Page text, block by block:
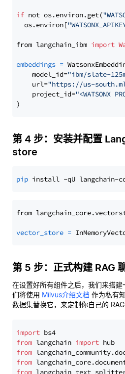
if not os.environ.get(
  os.environ[
from langchain_ibm import
embeddings =
    model_id=
"ibm/slate-
    url=
"https://us-
    project_id=
"<WATSONX
第 4 步：安装并配置
store
pip
from
vector_store =
第 5 步：正式构建 RAG
在设置好所有组件之后，我们来搭
们将使用 Milvus介绍文档 作为私有
数据集替换它，来定制你自己的 RAG
import
from langchain import
from
from
from